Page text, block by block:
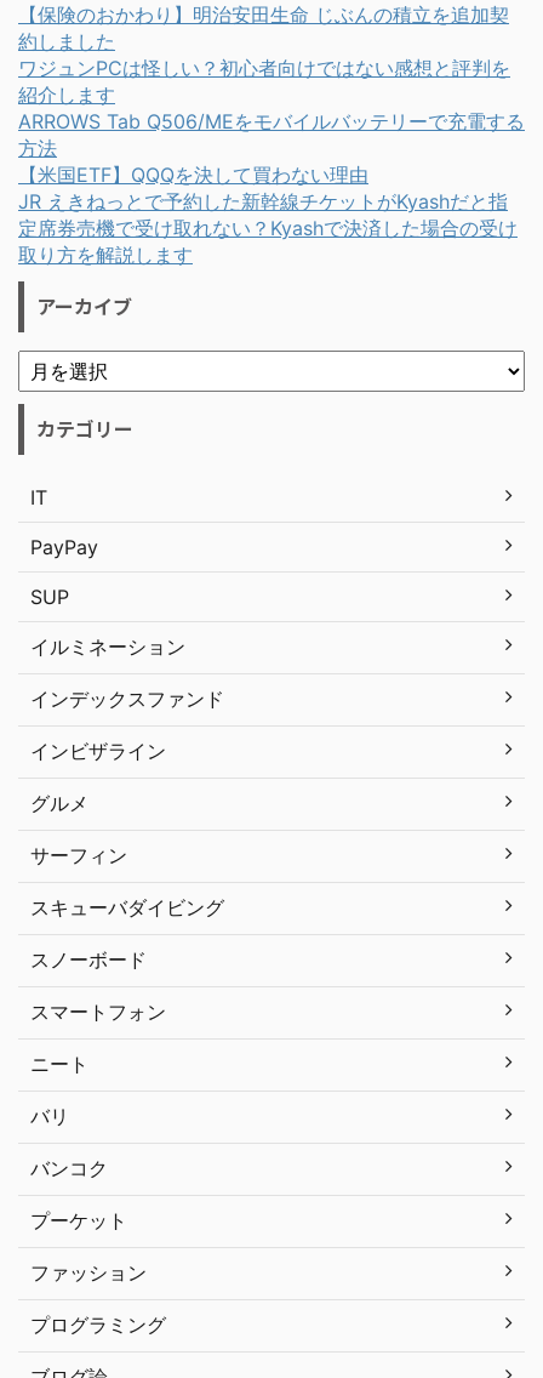
【保険のおかわり】明治安田生命 じぶんの積立を追加契
約しました
ワジュンPCは怪しい？初心者向けではない感想と評判を
紹介します
ARROWS Tab Q506/MEをモバイルバッテリーで充電する
方法
【米国ETF】QQQを決して買わない理由
JR えきねっとで予約した新幹線チケットがKyashだと指
定席券売機で受け取れない？Kyashで決済した場合の受け
取り方を解説します
アーカイブ
カテゴリー
IT
PayPay
SUP
イルミネーション
インデックスファンド
インビザライン
グルメ
サーフィン
スキューバダイビング
スノーボード
スマートフォン
ニート
バリ
バンコク
プーケット
ファッション
プログラミング